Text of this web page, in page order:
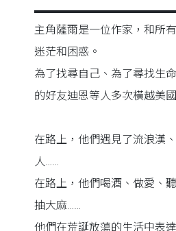
主角薩爾是一位作家，和所
迷茫和困惑。
為了找尋自己、為了尋找生
的好友迪恩等人多次橫越美
在路上，他們遇見了流浪漢
人……
在路上，他們喝酒、做愛、
抽大麻……
他們在荒誕放蕩的生活中表